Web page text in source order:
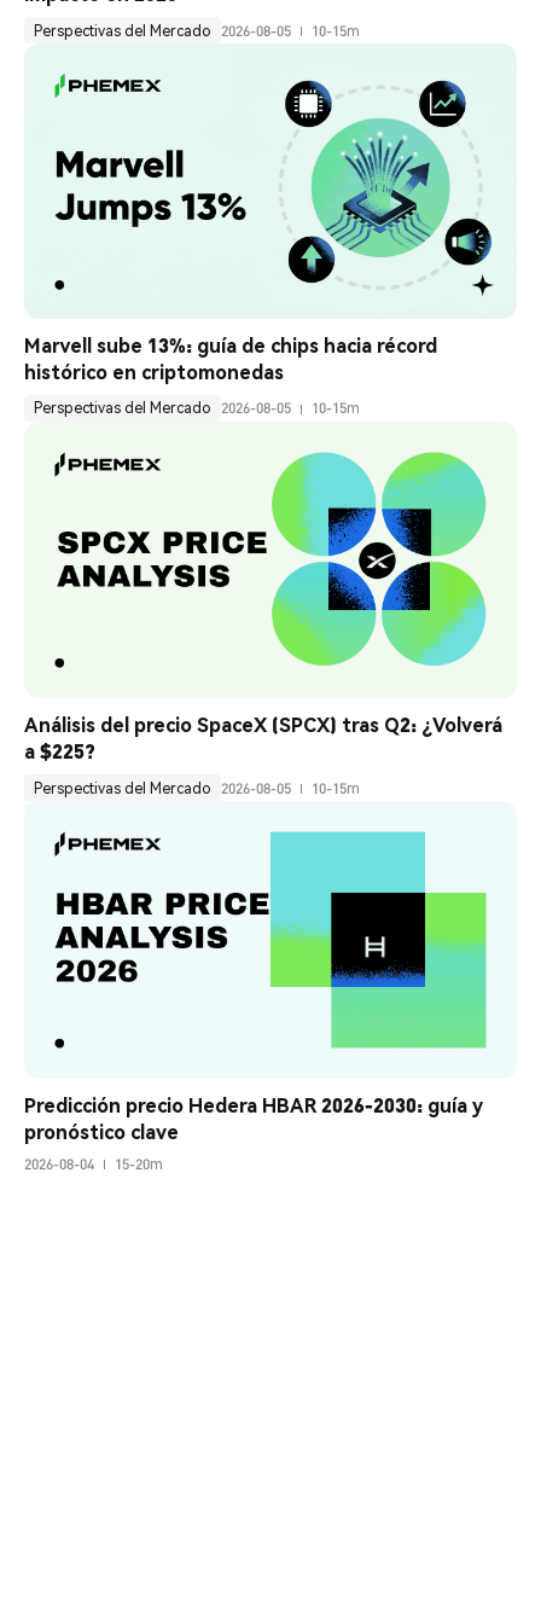
Perspectivas del Mercado 2026-08-05 10-15m
Marvell sube 13%: guía de chips hacia récord
histórico en criptomonedas
Perspectivas del Mercado 2026-08-05 10-15m
Análisis del precio SpaceX (SPCX) tras Q2: ¿Volverá
a $225?
Perspectivas del Mercado 2026-08-05 10-15m
Predicción precio Hedera HBAR 2026-2030: guía y
pronóstico clave
2026-08-04 15-20m